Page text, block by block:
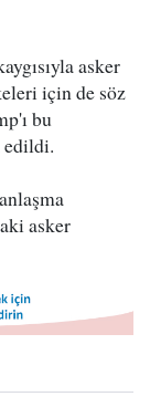
asker
için de söz
bu
edildi.
asker